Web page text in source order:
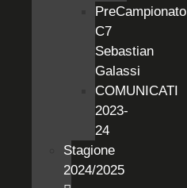
PreCampionato
C7
Sebastian
Galassi
COMUNICATI
2023-
24
Stagione
2024/2025